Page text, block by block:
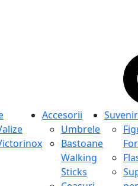
Accesorii
Umbrele
Bastoane
Walking
Sticks